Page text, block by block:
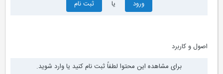
ورود
ثبت نام
ﺍﺻﻭﻝ ﻭ ﮐﺎﺭﺑﺭﺩ
برای مشاهده این محتوا لطفاً ثبت نام کنید یا وارد شوید.